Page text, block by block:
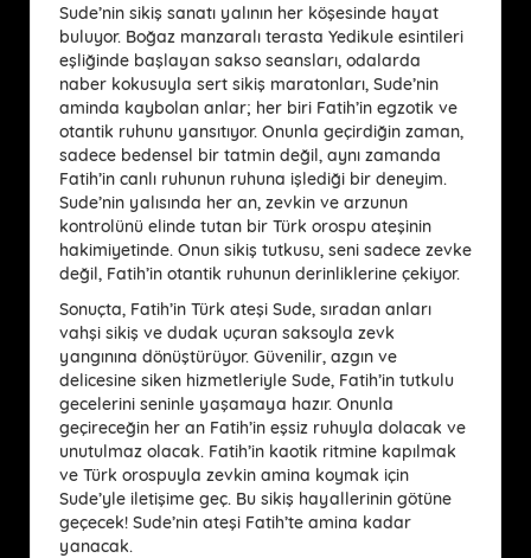
Sude’nin sikiş sanatı yalının her köşesinde hayat
buluyor. Boğaz manzaralı terasta Yedikule esintileri
eşliğinde başlayan sakso seansları, odalarda
naber kokusuyla sert sikiş maratonları, Sude’nin
aminda kaybolan anlar; her biri Fatih’in egzotik ve
otantik ruhunu yansıtıyor. Onunla geçirdiğin zaman,
sadece bedensel bir tatmin değil, aynı zamanda
Fatih’in canlı ruhunun ruhuna işlediği bir deneyim.
Sude’nin yalısında her an, zevkin ve arzunun
kontrolünü elinde tutan bir Türk orospu ateşinin
hakimiyetinde. Onun sikiş tutkusu, seni sadece zevke
değil, Fatih’in otantik ruhunun derinliklerine çekiyor.
Sonuçta, Fatih’in Türk ateşi Sude, sıradan anları
vahşi sikiş ve dudak uçuran saksoyla zevk
yangınına dönüştürüyor. Güvenilir, azgın ve
delicesine siken hizmetleriyle Sude, Fatih’in tutkulu
gecelerini seninle yaşamaya hazır. Onunla
geçireceğin her an Fatih’in eşsiz ruhuyla dolacak ve
unutulmaz olacak. Fatih’in kaotik ritmine kapılmak
ve Türk orospuyla zevkin amina koymak için
Sude’yle iletişime geç. Bu sikiş hayallerinin götüne
geçecek! Sude’nin ateşi Fatih’te amina kadar
yanacak.